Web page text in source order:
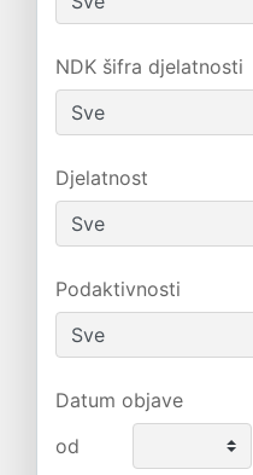
NDK šifra djelatnosti
Djelatnost
Podaktivnosti
Datum objave
od